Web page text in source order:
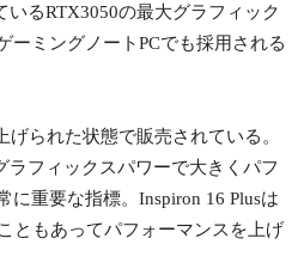
いるRTX3050の最大グラフィック
ーミングノートPCでも採用される
げられた状態で販売されている。
フィックスパワーで大きくパフ
に重要な指標。Inspiron 16 Plusは
ともあってパフォーマンスを上げ